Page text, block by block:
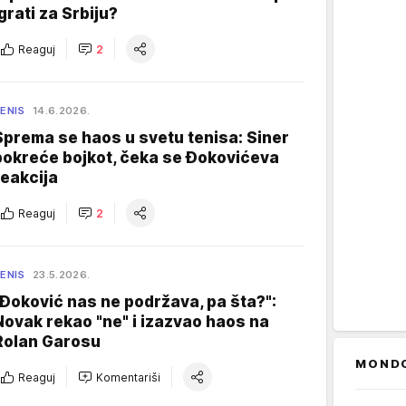
za Srbiju?
Reaguj 2
14.6.2026.
se haos u svetu tenisa: Siner
bojkot, čeka se Đokovićeva
Reaguj 2
23.5.2026.
nas ne podržava, pa šta?":
rekao "ne" i izazvao haos na
Garosu
Reaguj Komentariši